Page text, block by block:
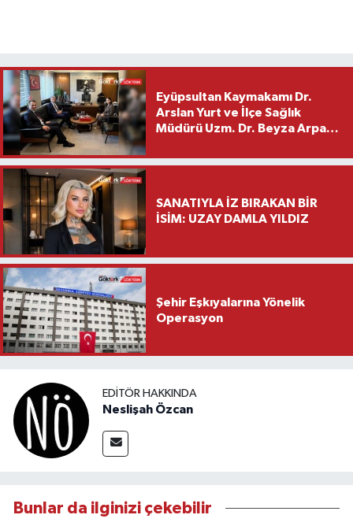
Eyüpsultan Kaymakamı Dr.
Arslan Yurt ve İlçe Sağlık
Müdürü Uzm. Dr. Beyza Arpacı
Ziyareti
SANATIYLA İZ BIRAKAN BİR
İSİM: UZAY DAMLA YILDIZ
Şehir Eşkıyalarına Yönelik
Operasyon
EDITÖR HAKKINDA
Neslişah Özcan
Bunlar da ilginizi çekebilir